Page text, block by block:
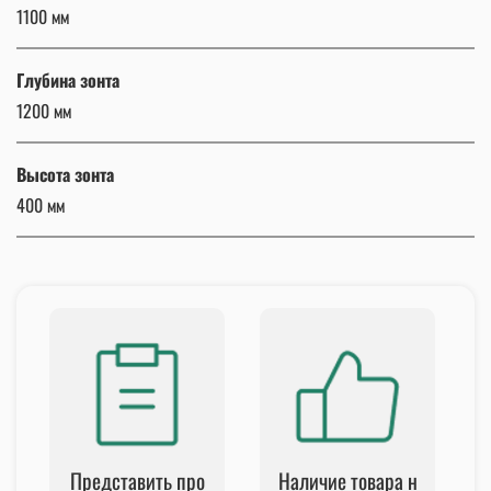
1100 мм
Глубина зонта
1200 мм
Высота зонта
400 мм
Представить про
Наличие товара н